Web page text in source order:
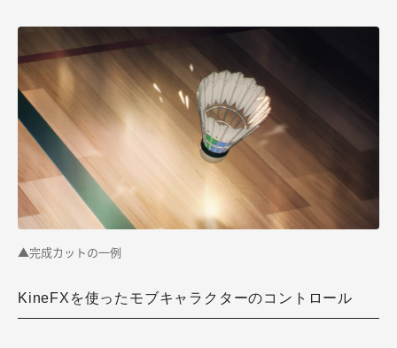
▲完成カットの一例
KineFXを使ったモブキャラクターのコントロール